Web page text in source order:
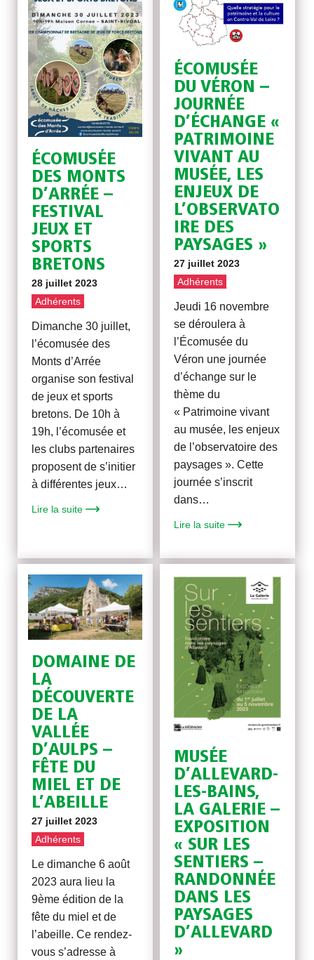
ÉCOMUSÉE
DES MONTS
D’ARRÉE –
FESTIVAL
JEUX ET
SPORTS
BRETONS
28 juillet 2023
Adhérents
Dimanche 30 juillet,
l’écomusée des
Monts d’Arrée
organise son festival
de jeux et sports
bretons. De 10h à
19h, l’écomusée et
les clubs partenaires
proposent de s’initier
à différentes jeux…
Lire la suite
ÉCOMUSÉE
DU VÉRON –
JOURNÉE
D’ÉCHANGE «
PATRIMOINE
VIVANT AU
MUSÉE, LES
ENJEUX DE
L’OBSERVATO
IRE DES
PAYSAGES »
27 juillet 2023
Adhérents
Jeudi 16 novembre
se déroulera à
l’Écomusée du
Véron une journée
d’échange sur le
thème du
« Patrimoine vivant
au musée, les enjeux
de l’observatoire des
paysages ». Cette
journée s’inscrit
dans…
Lire la suite
DOMAINE DE
LA
DÉCOUVERTE
DE LA
VALLÉE
D’AULPS –
FÊTE DU
MIEL ET DE
L’ABEILLE
27 juillet 2023
Adhérents
Le dimanche 6 août
2023 aura lieu la
9ème édition de la
fête du miel et de
l’abeille. Ce rendez-
vous s’adresse à
MUSÉE
D’ALLEVARD-
LES-BAINS,
LA GALERIE –
EXPOSITION
« SUR LES
SENTIERS –
RANDONNÉE
DANS LES
PAYSAGES
D’ALLEVARD
»